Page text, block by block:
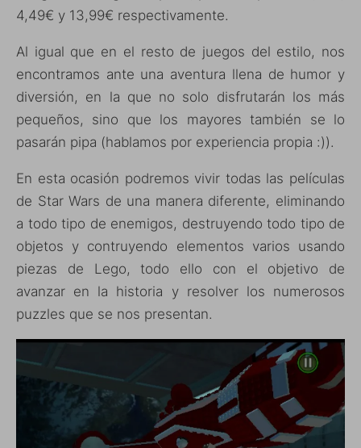
4,49€ y 13,99€ respectivamente.
Al igual que en el resto de juegos del estilo, nos
encontramos ante una aventura llena de humor y
diversión, en la que no solo disfrutarán los más
pequeños, sino que los mayores también se lo
pasarán pipa (hablamos por experiencia propia :)).
En esta ocasión podremos vivir todas las películas
de Star Wars de una manera diferente, eliminando
a todo tipo de enemigos, destruyendo todo tipo de
objetos y contruyendo elementos varios usando
piezas de Lego, todo ello con el objetivo de
avanzar en la historia y resolver los numerosos
puzzles que se nos presentan.